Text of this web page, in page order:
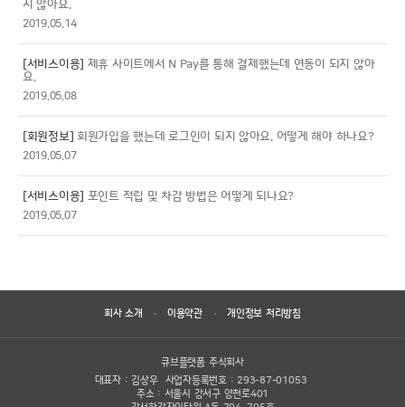
지 않아요.
2019.05.14
[서비스이용] 제휴 사이트에서 N Pay를 통해 결제했는데 연동이 되지 않아
요.
2019.05.08
[회원정보] 회원가입을 했는데 로그인이 되지 않아요. 어떻게 해야 하나요?
2019.05.07
[서비스이용] 포인트 적립 및 차감 방법은 어떻게 되나요?
2019.05.07
회사 소개 이용약관 개인정보 처리방침
큐브플랫폼 주식회사
대표자 : 김상우
사업자등록번호 : 293-87-01053
주소 : 서울시 강서구 양천로401